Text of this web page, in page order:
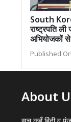
South
राष्ट्रपति
अभियोजकों
Published
About